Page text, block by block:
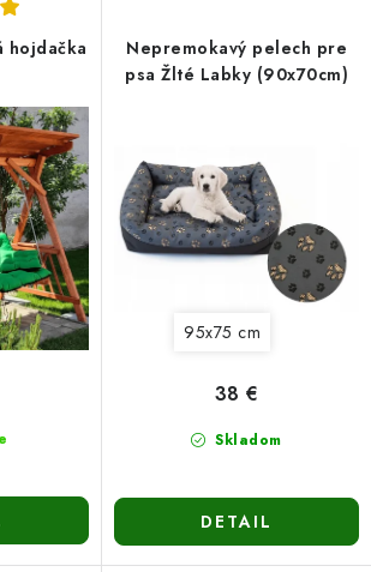
Pravidlá súťaží na Facebooku
hojdačka
Nepremokavý pelech pre
psa Žlté Labky (90x70cm)
95x75 cm
Skladom
38 €
DETAIL